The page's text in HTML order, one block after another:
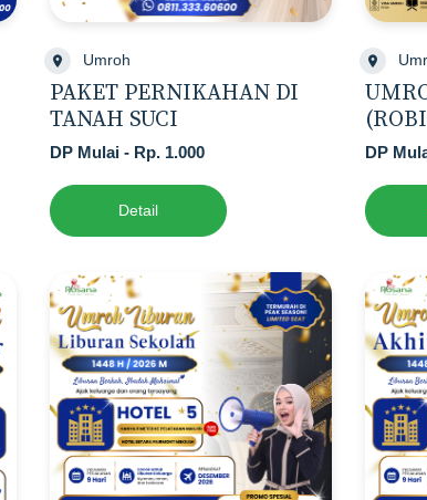
Umroh
PAKET PERNIKAHAN DI
TANAH SUCI
DP Mulai - Rp. 1.000
Detail
DP